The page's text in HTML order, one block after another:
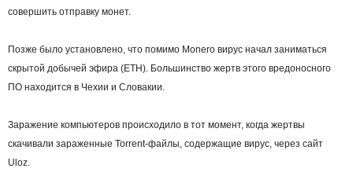
совершить отправку монет.
Позже было установлено, что помимо Monero вирус начал заниматься
скрытой добычей эфира (ETH). Большинство жертв этого вредоносного
ПО находится в Чехии и Словакии.
Заражение компьютеров происходило в тот момент, когда жертвы
скачивали зараженные Torrent-файлы, содержащие вирус, через сайт
Uloz.